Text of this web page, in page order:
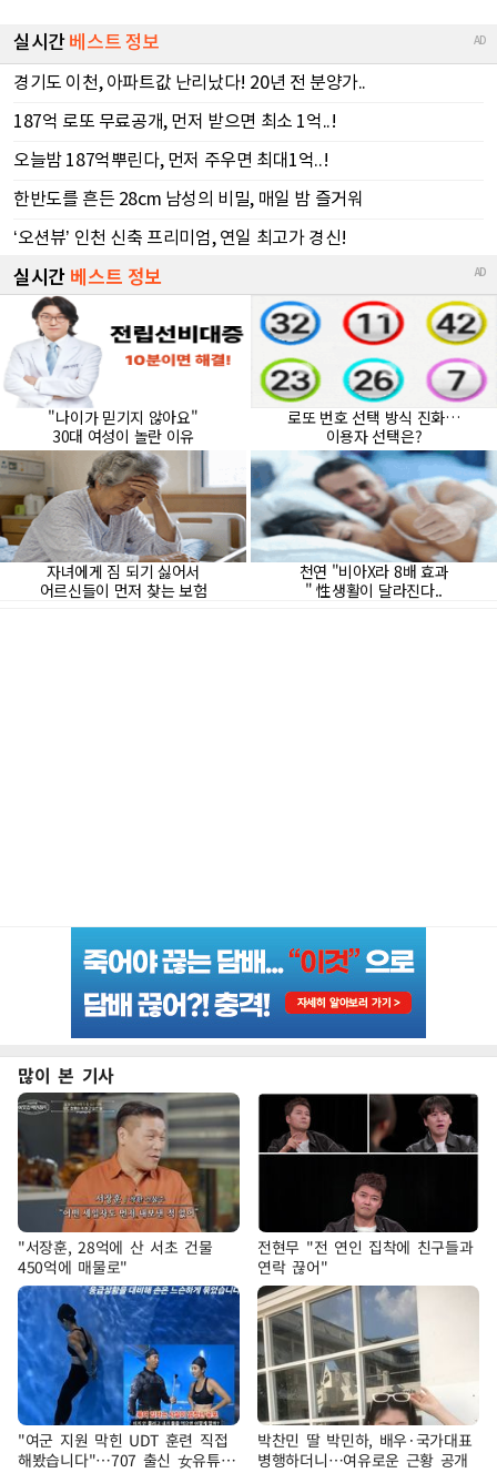
많이 본 기사
"서장훈, 28억에 산 서초 건물
450억에 매물로"
전현무 "전 연인 집착에 친구들과
연락 끊어"
"여군 지원 막힌 UDT 훈련 직접
해봤습니다"…707 출신 女유튜버
박찬민 딸 박민하, 배우·국가대표
병행하더니…여유로운 근황 공개